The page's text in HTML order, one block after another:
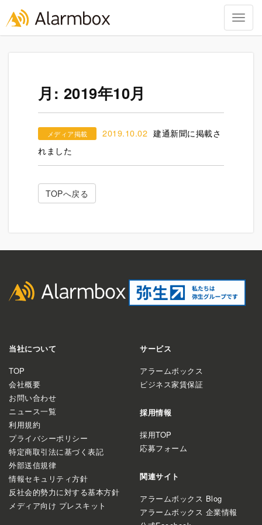
月: 2019年10月
メディア掲載 2019.10.02 建通新聞に掲載さ
れました
TOPへ戻る
当社について
TOP
会社概要
お問い合わせ
ニュース一覧
利用規約
プライバシーポリシー
特定商取引法に基づく表記
外部送信規律
情報セキュリティ方針
反社会的勢力に対する基本方針
メディア向け プレスキット
サービス
アラームボックス
ビジネス家賃保証
採用情報
採用TOP
応募フォーム
関連サイト
アラームボックス Blog
アラームボックス 企業情報